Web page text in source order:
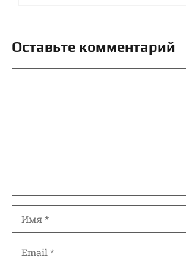
Оставьте комментарий